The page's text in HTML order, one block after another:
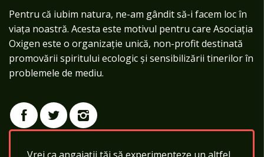
Pentru că iubim natura, ne-am gândit să-i facem loc în
viața noastră. Acesta este motivul pentru care Asociația
Oxigen este o organizație unică, non-profit destinată
promovării spiritului ecologic și sensibilizării tinerilor în
problemele de mediu.